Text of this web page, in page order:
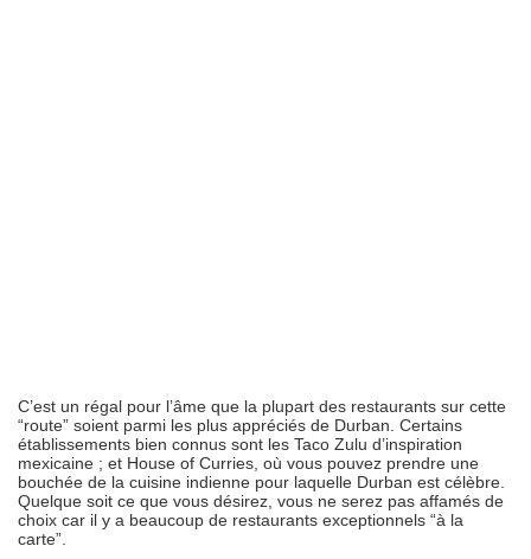
C’est un régal pour l’âme que la plupart des restaurants sur cette
“route” soient parmi les plus appréciés de Durban. Certains
établissements bien connus sont les Taco Zulu d’inspiration
mexicaine ; et House of Curries, où vous pouvez prendre une
bouchée de la cuisine indienne pour laquelle Durban est célèbre.
Quelque soit ce que vous désirez, vous ne serez pas affamés de
choix car il y a beaucoup de restaurants exceptionnels “à la
carte”.